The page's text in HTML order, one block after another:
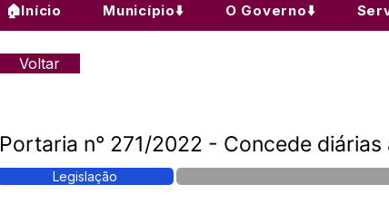
🏠Início Município⬇️ O Governo⬇️
Voltar
Portaria n° 271/2022 - Concede
Legislação